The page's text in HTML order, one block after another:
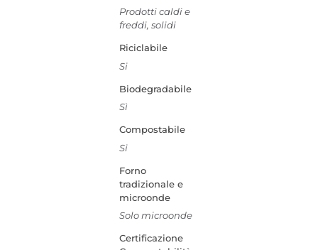
Prodotti caldi e
freddi, solidi
Riciclabile
Si
Biodegradabile
Sì
Compostabile
Si
Forno
tradizionale e
microonde
Solo microonde
Certificazione